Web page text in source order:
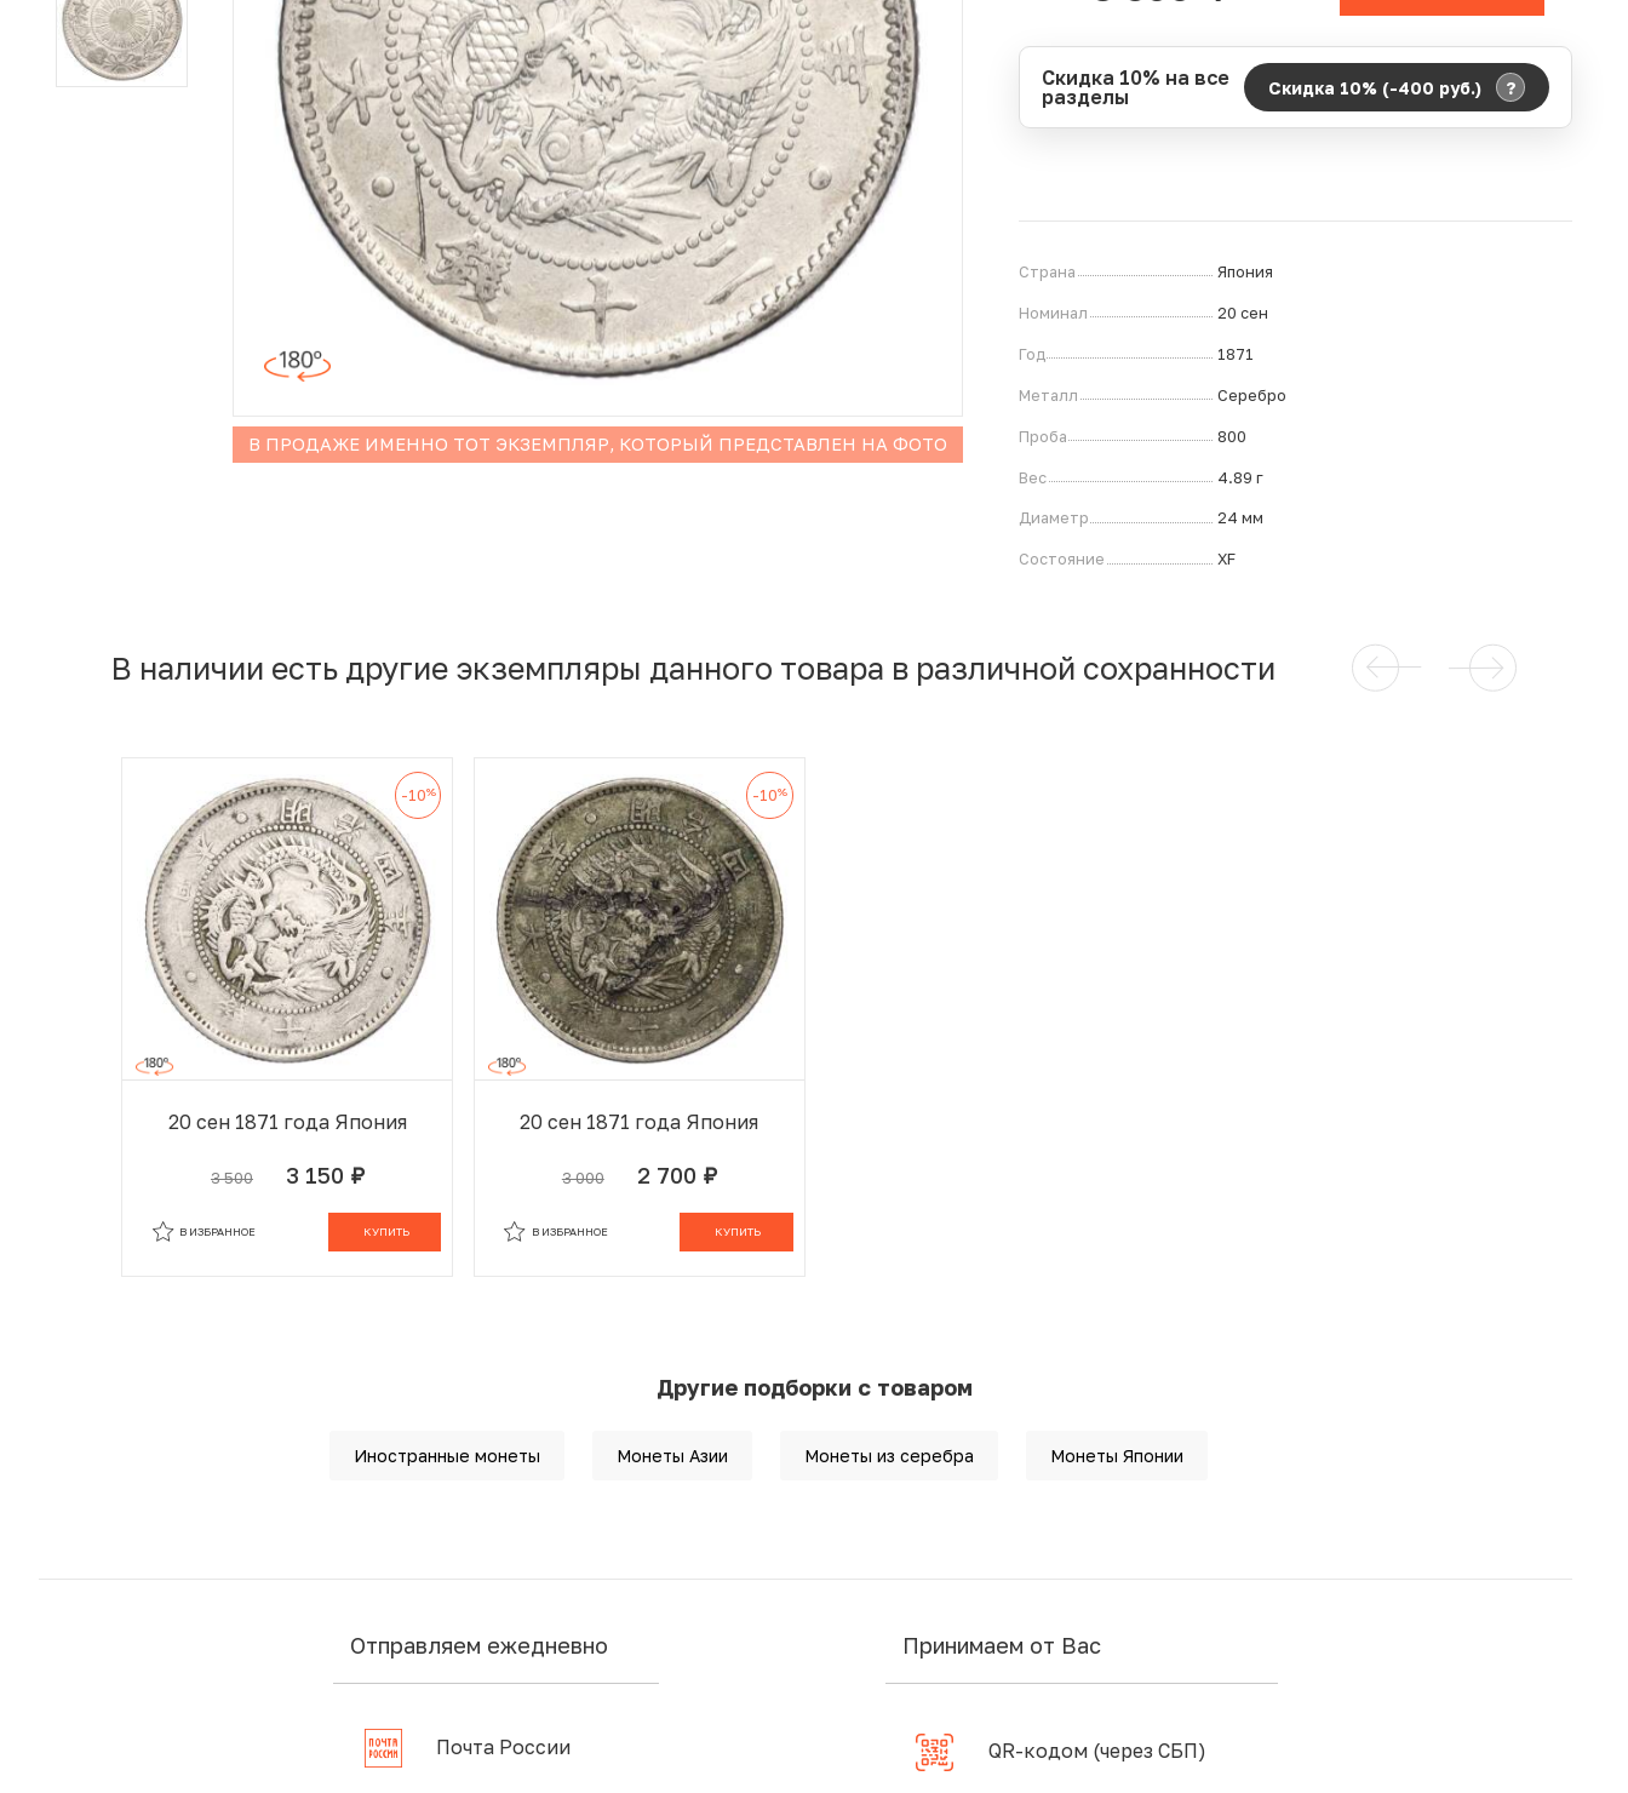
Иностранные монеты
Неофициальные выпуски монет (Unusual)
Античные и средневековые монеты
В ПРОДАЖЕ ИМЕННО ТОТ ЭКЗЕМПЛЯР, КОТОРЫЙ ПРЕДСТАВЛЕН НА ФОТО
Скидка 10% на все
разделы
Скидка 10% (-400 руб.) ?
Страна Япония
Номинал 20 сен
Год 1871
Металл Серебро
Проба 800
Вес 4.89 г
Диаметр 24 мм
Состояние XF
В наличии есть другие экземпляры данного товара в различной сохранности
-10%
20 сен 1871 года Япония
3 500 3 150 руб.
КУПИТЬ
В ИЗБРАННОЕ
-10%
20 сен 1871 года Япония
3 000 2 700 руб.
КУПИТЬ
В ИЗБРАННОЕ
Другие подборки с товаром
Иностранные монеты Монеты Азии Монеты из серебра Монеты Японии
Отправляем ежедневно
Почта России
Принимаем от Вас
QR-кодом (через СБП)